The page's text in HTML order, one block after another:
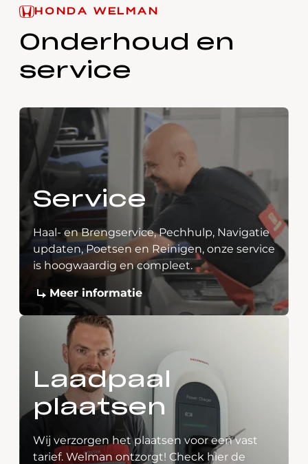
HONDA WELMAN
Onderhoud en
service
Service
Haal- en Brengservice, Pechhulp, Navigatie
updaten, Poetsen en Reinigen, onze service
is hoogwaardig en compleet.
Meer informatie
Laadpaal
plaatsen
Wij verzorgen het plaatsen voor een vast
tarief. Welman ontzorgt! Check hier de